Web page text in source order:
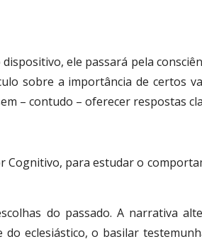
ele passará pela
sobre a importância de certos
– contudo – oferecer respostas
Cognitivo, para estudar o
do passado. A narrativa
eclesiástico, o basilar